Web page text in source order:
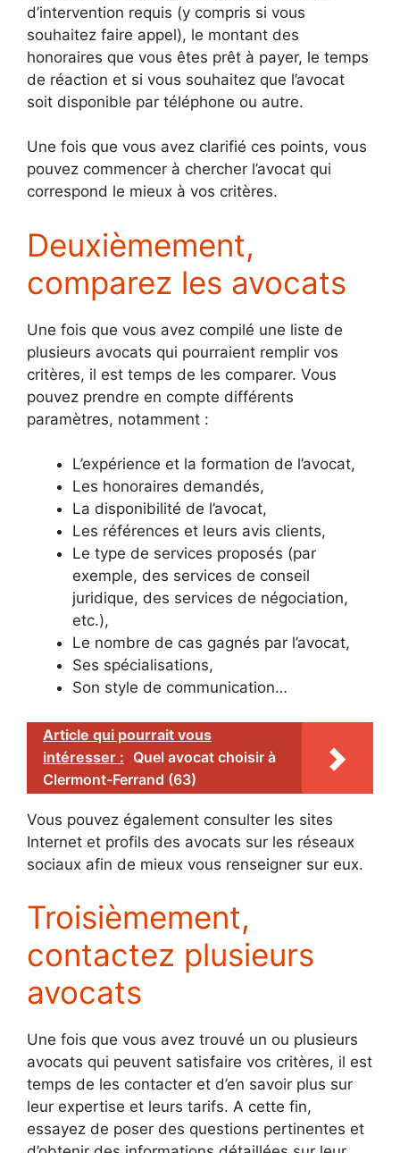
d’intervention requis (y compris si vous
souhaitez faire appel), le montant des
honoraires que vous êtes prêt à payer, le temps
de réaction et si vous souhaitez que l’avocat
soit disponible par téléphone ou autre.
Une fois que vous avez clarifié ces points, vous
pouvez commencer à chercher l’avocat qui
correspond le mieux à vos critères.
Deuxièmement,
comparez les avocats
Une fois que vous avez compilé une liste de
plusieurs avocats qui pourraient remplir vos
critères, il est temps de les comparer. Vous
pouvez prendre en compte différents
paramètres, notamment :
L’expérience et la formation de l’avocat,
Les honoraires demandés,
La disponibilité de l’avocat,
Les références et leurs avis clients,
Le type de services proposés (par
exemple, des services de conseil
juridique, des services de négociation,
etc.),
Le nombre de cas gagnés par l’avocat,
Ses spécialisations,
Son style de communication…
Article qui pourrait vous
intéresser : Quel avocat choisir à
Clermont-Ferrand (63)
Vous pouvez également consulter les sites
Internet et profils des avocats sur les réseaux
sociaux afin de mieux vous renseigner sur eux.
Troisièmement,
contactez plusieurs
avocats
Une fois que vous avez trouvé un ou plusieurs
avocats qui peuvent satisfaire vos critères, il est
temps de les contacter et d’en savoir plus sur
leur expertise et leurs tarifs. A cette fin,
essayez de poser des questions pertinentes et